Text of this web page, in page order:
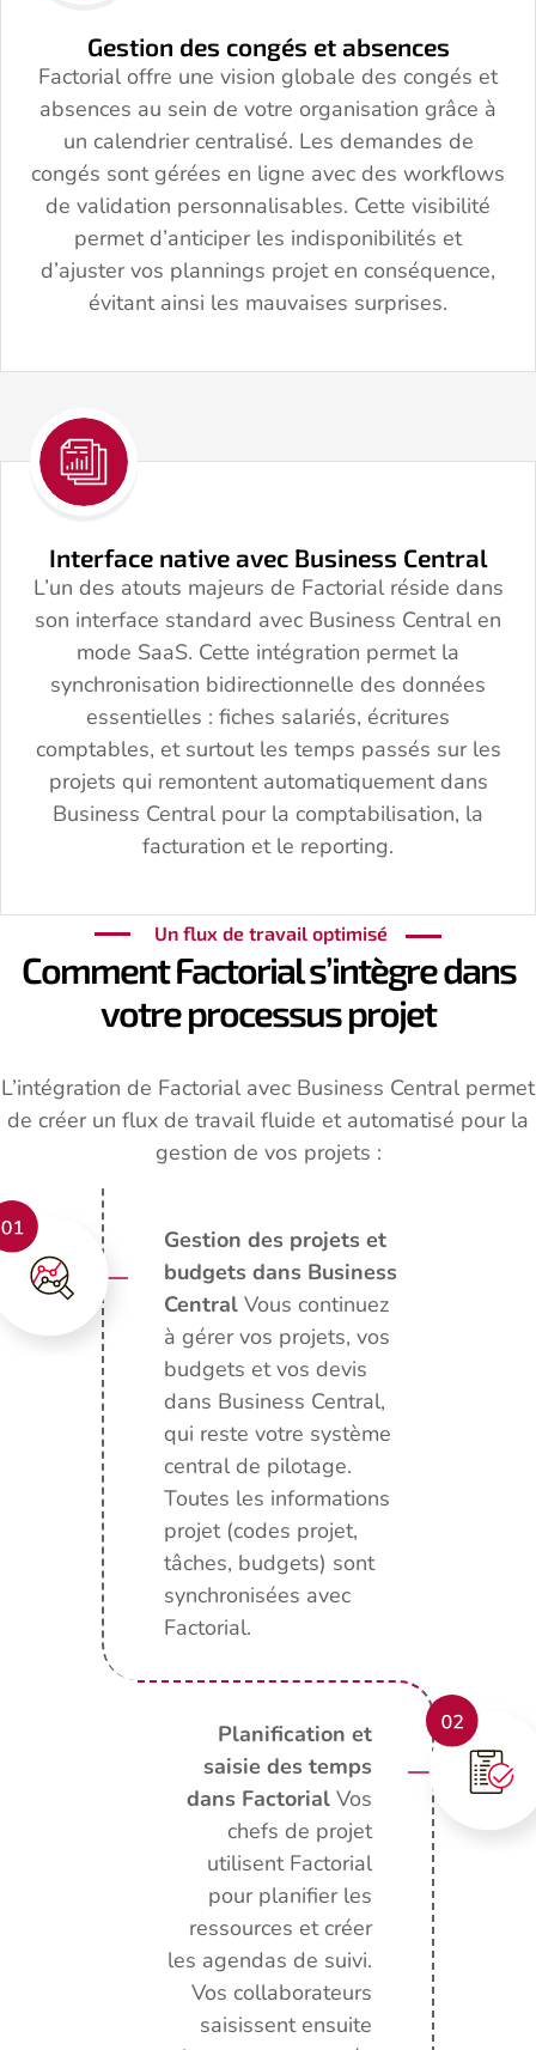
Gestion des congés et absences
Factorial offre une vision globale des congés et
absences au sein de votre organisation grâce à
un calendrier centralisé. Les demandes de
congés sont gérées en ligne avec des workflows
de validation personnalisables. Cette visibilité
permet d’anticiper les indisponibilités et
d’ajuster vos plannings projet en conséquence,
évitant ainsi les mauvaises surprises.
Interface native avec Business Central
L’un des atouts majeurs de Factorial réside dans
son interface standard avec Business Central en
mode SaaS. Cette intégration permet la
synchronisation bidirectionnelle des données
essentielles : fiches salariés, écritures
comptables, et surtout les temps passés sur les
projets qui remontent automatiquement dans
Business Central pour la comptabilisation, la
facturation et le reporting.
Un flux de travail optimisé
Comment Factorial s’intègre dans
votre processus projet
L’intégration de Factorial avec Business Central permet
de créer un flux de travail fluide et automatisé pour la
gestion de vos projets :
Gestion des projets et
budgets dans Business
Central Vous continuez
à gérer vos projets, vos
budgets et vos devis
dans Business Central,
qui reste votre système
central de pilotage.
Toutes les informations
projet (codes projet,
tâches, budgets) sont
synchronisées avec
Factorial.
Planification et
saisie des temps
dans FactorialVos
chefs de projet
utilisent Factorial
pour planifier les
ressources et créer
les agendas de suivi.
Vos collaborateurs
saisissent ensuite